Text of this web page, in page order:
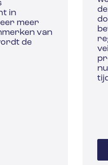
in
meer
van
de